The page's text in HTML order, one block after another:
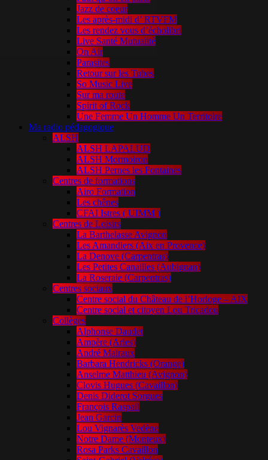
Jazz de coeur
Les après-midi d’ RTVFM
Les rendez vous d’écholibri
Live Santé Mutualité
On Air
Parasites
Retour sur les Tubes
So Music Live
Sur ma route
Spirit of Rock
Une Femme Un Homme Un Territoire
Ma radio pédagogique
ALSH
ALSH LAPALUD
ALSH Mormoiron
ALSH Pernes les Fontaines
Centres de formations
Airo Formation
Les chênes
CFAI Istres ( UIMM )
Centres de Loisirs
La Barthelasse Avignon
Les Amandiers (Aix en Provence)
La Denove (Carpentras)
Les Petites Canailles (Aubignan)
La Roseraie (Carpentras)
Centres sociaux
Centre social du Château de l’Horloge – AIX
Centre social et citoyen Lou Tricadou
Collèges
Alphonse Daudet
Ampère (Arles)
André Malraux
Barbara Hendricks (Orange)
Anselme Matthieu (Avignon)
Clovis Hugues (Cavaillon)
Denis Diderot Sorgues
François Raspail
Jean Garcin
Lou Vignarès Vedène
Notre Dame (Monteux)
Rosa Parks Cavaillon